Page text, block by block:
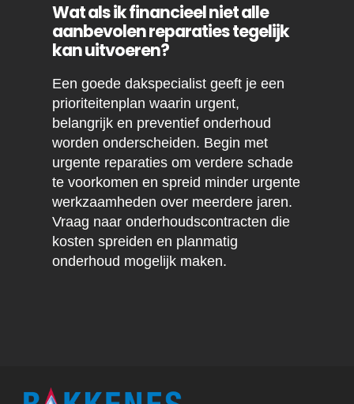
Wat als ik financieel niet alle
aanbevolen reparaties tegelijk
kan uitvoeren?
Een goede dakspecialist geeft je een
prioriteitenplan waarin urgent,
belangrijk en preventief onderhoud
worden onderscheiden. Begin met
urgente reparaties om verdere schade
te voorkomen en spreid minder urgente
werkzaamheden over meerdere jaren.
Vraag naar onderhoudscontracten die
kosten spreiden en planmatig
onderhoud mogelijk maken.